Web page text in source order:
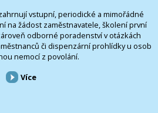
vstupní, periodické a mimořádné
na žádost zaměstnavatele, školení první
odborné poradenství v otázkách
či dispenzární prohlídky u osob
nemocí z povolání.
Více